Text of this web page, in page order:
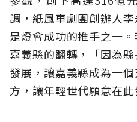
調，紙風車劇團創辦人
是燈會成功的推手之一
嘉義縣的翻轉，「因為
發展，讓嘉義縣成為一
方，讓年輕世代願意在此